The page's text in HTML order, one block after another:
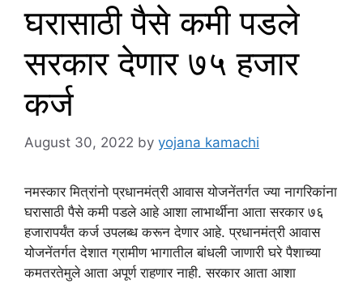
घरासाठी पैसे कमी पडले
सरकार देणार ७५ हजार
कर्ज
August 30, 2022 by yojana kamachi
नमस्कार मित्रांनो प्रधानमंत्री आवास योजनेंतर्गत ज्या नागरिकांना
घरासाठी पैसे कमी पडले आहे आशा लाभार्थीना आता सरकार ७६
हजारापर्यंत कर्ज उपलब्ध करून देणार आहे. प्रधानमंत्री आवास
योजनेंतर्गत देशात ग्रामीण भागातील बांधली जाणारी घरे पैशाच्या
कमतरतेमुले आता अपूर्ण राहणार नाही. सरकार आता आशा